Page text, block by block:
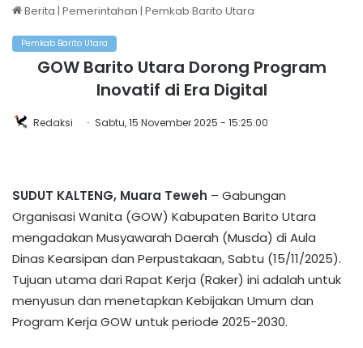
Berita | Pemerintahan | Pemkab Barito Utara
Pemkab Barito Utara
GOW Barito Utara Dorong Program
Inovatif di Era Digital
Redaksi Sabtu, 15 November 2025 - 15:25:00
SUDUT KALTENG, Muara Teweh – Gabungan
Organisasi Wanita (GOW) Kabupaten Barito Utara
mengadakan Musyawarah Daerah (Musda) di Aula
Dinas Kearsipan dan Perpustakaan, Sabtu (15/11/2025).
Tujuan utama dari Rapat Kerja (Raker) ini adalah untuk
menyusun dan menetapkan Kebijakan Umum dan
Program Kerja GOW untuk periode 2025-2030.